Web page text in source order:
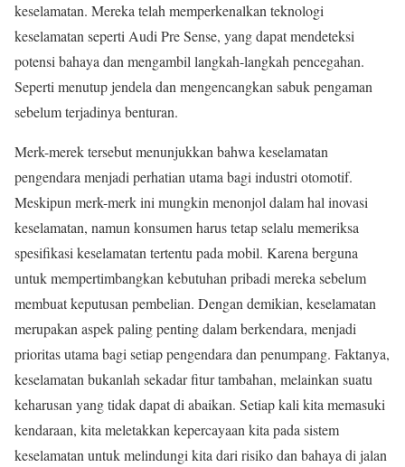
keselamatan. Mereka telah memperkenalkan teknologi
keselamatan seperti Audi Pre Sense, yang dapat mendeteksi
potensi bahaya dan mengambil langkah-langkah pencegahan.
Seperti menutup jendela dan mengencangkan sabuk pengaman
sebelum terjadinya benturan.
Merk-merek tersebut menunjukkan bahwa keselamatan
pengendara menjadi perhatian utama bagi industri otomotif.
Meskipun merk-merk ini mungkin menonjol dalam hal inovasi
keselamatan, namun konsumen harus tetap selalu memeriksa
spesifikasi keselamatan tertentu pada mobil. Karena berguna
untuk mempertimbangkan kebutuhan pribadi mereka sebelum
membuat keputusan pembelian. Dengan demikian, keselamatan
merupakan aspek paling penting dalam berkendara, menjadi
prioritas utama bagi setiap pengendara dan penumpang. Faktanya,
keselamatan bukanlah sekadar fitur tambahan, melainkan suatu
keharusan yang tidak dapat di abaikan. Setiap kali kita memasuki
kendaraan, kita meletakkan kepercayaan kita pada sistem
keselamatan untuk melindungi kita dari risiko dan bahaya di jalan